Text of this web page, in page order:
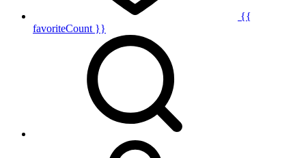
{{
favoriteCount }}